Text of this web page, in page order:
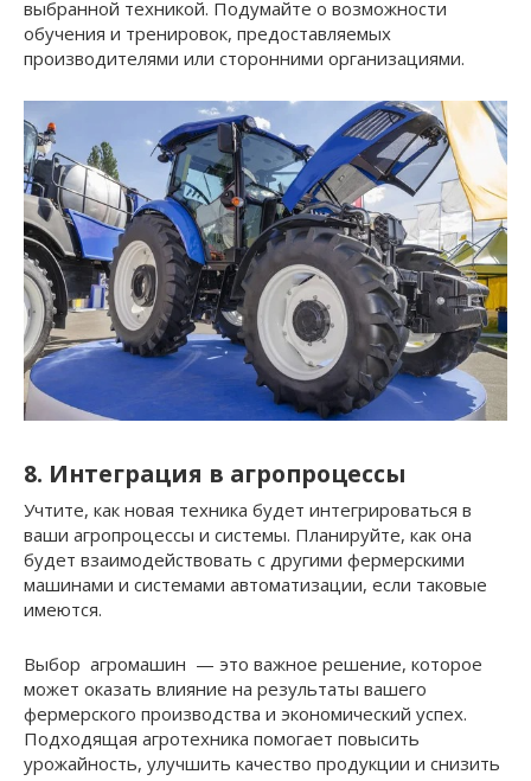
выбранной техникой. Подумайте о возможности
обучения и тренировок, предоставляемых
производителями или сторонними организациями.
8. Интеграция в агропроцессы
Учтите, как новая техника будет интегрироваться в
ваши агропроцессы и системы. Планируйте, как она
будет взаимодействовать с другими фермерскими
машинами и системами автоматизации, если таковые
имеются.
Выбор агромашин — это важное решение, которое
может оказать влияние на результаты вашего
фермерского производства и экономический успех.
Подходящая агротехника помогает повысить
урожайность, улучшить качество продукции и снизить